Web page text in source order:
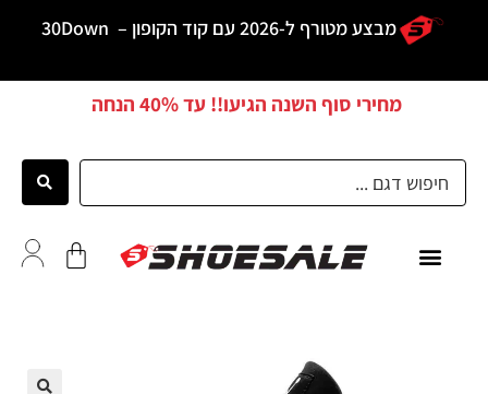
מבצע מטורף ל-2026 עם קוד הקופון – 30Down
מחירי סוף השנה הגיעו!! עד40% הנחה